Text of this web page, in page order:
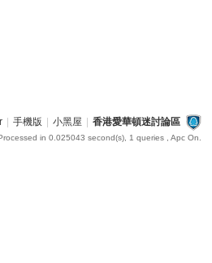
手機版 小黑屋 香港愛華頓迷討論區
in 0.025043 second(s), 1 queries , Apc On.